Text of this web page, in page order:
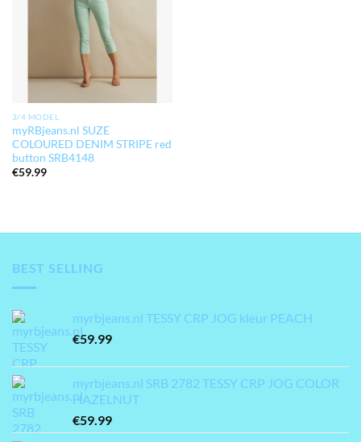
3/4 MODEL
myRBjeans.nl SUZE
COLOURED DENIM STRIPE red
button SRB4148
€59.99
BEST SELLING
myrbjeans.nl TESSY CRP JOG kleur PEACH
€59.99
myrbjeans.nl SRB 2782 TESSY CRP JOG COLOR
HAZELNUT
€59.99